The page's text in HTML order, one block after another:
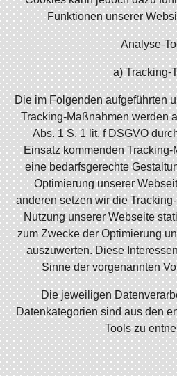
Funktionen unserer
Analyse-
a) Tracking-
Die im Folgenden aufgeführten
Tracking-Maßnahmen werden
Abs. 1 S. 1 lit. f DSGVO
Einsatz kommenden
eine bedarfsgerechte
Optimierung unserer
anderen setzen wir die
Nutzung unserer Webseite
zum Zwecke der Optimierung
auszuwerten. Diese
Sinne der vorgenannten
Die jeweiligen
Datenkategorien sind aus den
Tools zu